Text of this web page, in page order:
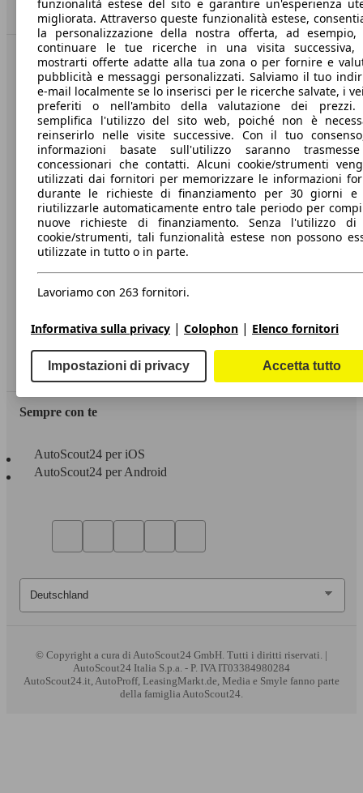
Torna su
Benvenuti su AutoScout24, il mercato auto europeo.
Società
A proposito di AutoScout24
Stampa
Media
Condizioni generali
Informazioni
Area rivenditori
Sempre con te
AutoScout24 per iOS
AutoScout24 per Android
© Copyright a cura di AutoScout24 GmbH. Tutti i diritti riservati. |
AutoScout24 Italia S.p.a. - P. IVA IT03384980284
AutoScout24.it, AutoProff, LeasingMarkt.de, Media e Smyle fanno parte
della famiglia AutoScout24.
funzionalità estese del sito e garantire un'esperienza
migliorata. Attraverso queste funzionalità estese,
la personalizzazione della nostra offerta, ad esempio,
continuare le tue ricerche in una visita successiva,
mostrarti offerte adatte alla tua zona o per fornire e
pubblicità e messaggi personalizzati. Salviamo il tuo
e-mail localmente se lo inserisci per le ricerche salvate, i
preferiti o nell'ambito della valutazione dei prezzi.
semplifica l'utilizzo del sito web, poiché non è
reinserirlo nelle visite successive. Con il tuo
informazioni basate sull'utilizzo saranno
concessionari che contatti. Alcuni cookie/strumenti
utilizzati dai fornitori per memorizzare le informazioni
durante le richieste di finanziamento per 30 giorni e
riutilizzarle automaticamente entro tale periodo per
nuove richieste di finanziamento. Senza l'utilizzo
cookie/strumenti, tali funzionalità estese non possono
utilizzate in tutto o in parte.
Lavoriamo con 263 fornitori.
Informativa sulla privacy | Colophon | Elenco fornitori
Impostazioni di privacy Accetta tutto